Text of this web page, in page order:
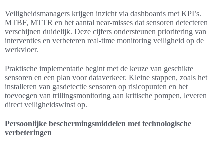
Veiligheidsmanagers krijgen inzicht via dashboards met KPI’s.
MTBF, MTTR en het aantal near-misses dat sensoren detecteren
verschijnen duidelijk. Deze cijfers ondersteunen prioritering van
interventies en verbeteren real-time monitoring veiligheid op de
werkvloer.
Praktische implementatie begint met de keuze van geschikte
sensoren en een plan voor dataverkeer. Kleine stappen, zoals het
installeren van gasdetectie sensoren op risicopunten en het
toevoegen van trillingsmonitoring aan kritische pompen, leveren
direct veiligheidswinst op.
Persoonlijke beschermingsmiddelen met technologische
verbeteringen